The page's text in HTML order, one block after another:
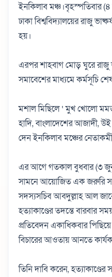
ইনকিলাব মঞ্চ।বৃহস্পতিবার (৪
ঢাকা বিশ্ববিদ্যালয়ের রাজু
হয়।
এরপর শাহবাগ মোড় ঘুরে রাজু
সমাবেশের মাধ্যমে কর্মসূচি
মশাল মিছিলে ‘ মুখ খোলো
হাদি, বাংলাদেশের আজাদী, উই
দেন ইনকিলাব মঞ্চের
এর আগে গতকাল বুধবার (৩
সামনে আয়োজিত এক জরুরি
সদস্যসচিব আবদুল্লাহ আল
হত্যাকাণ্ডের তদন্তে বারবার
প্রতিবেদন একাধিকবার
বিচারের আওতায় আনতে
তিনি দাবি করেন,